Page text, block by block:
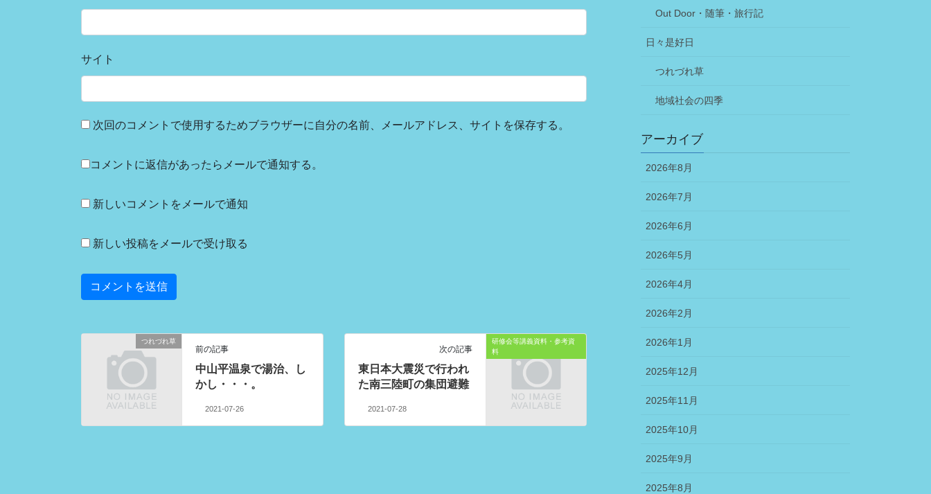
サイト
次回のコメントで使用するためブラウザーに自分の名前、メールアドレス、サイトを保存する。
コメントに返信があったらメールで通知する。
新しいコメントをメールで通知
新しい投稿をメールで受け取る
つれづれ草
前の記事
中山平温泉で湯治、し
かし・・・。
2021-07-26
研修会等講義資料・参考資
料
次の記事
東日本大震災で行われ
た南三陸町の集団避難
2021-07-28
Out Door・随筆・旅行記
日々是好日
つれづれ草
地域社会の四季
アーカイブ
2026年8月
2026年7月
2026年6月
2026年5月
2026年4月
2026年2月
2026年1月
2025年12月
2025年11月
2025年10月
2025年9月
2025年8月